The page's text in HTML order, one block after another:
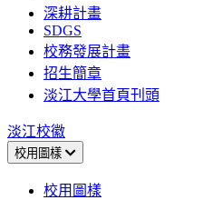
深耕計畫
SDGS
校務發展計畫
招生簡章
淡江大學首頁刊頭
淡江校徽
校用圖樣
校用圖樣